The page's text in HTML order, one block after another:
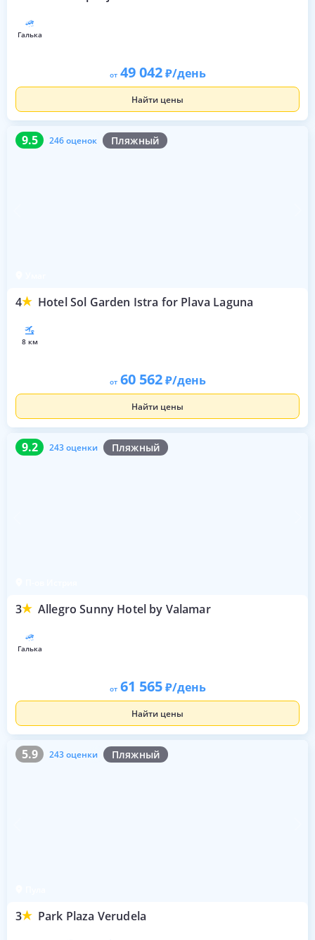
галька
от 49 042 /день
Найти цены
9.5 246 оценок Пляжный
4 Hotel Sol Garden Istra for Plava Laguna
9.5 246 оценок
8 км
от 60 562 /день
Найти цены
9.2 243 оценки Пляжный
3 Allegro Sunny Hotel by Valamar
9.2 243 оценки
галька
от 61 565 /день
Найти цены
5.9 243 оценки Пляжный
3 Park Plaza Verudela
5.9 243 оценки